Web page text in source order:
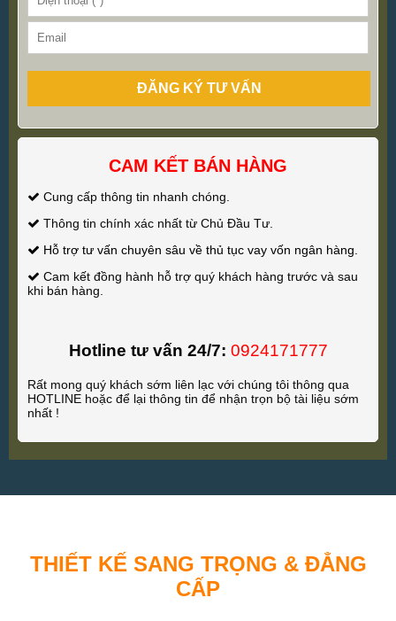
ĐĂNG KÝ TƯ VẤN
CAM KẾT BÁN HÀNG
Cung cấp thông tin nhanh chóng.
Thông tin chính xác nhất từ Chủ Đầu Tư.
Hỗ trợ tư vấn chuyên sâu về thủ tục vay vốn ngân hàng.
Cam kết đồng hành hỗ trợ quý khách hàng trước và sau
khi bán hàng.
Hotline tư vấn 24/7: 0924171777
Rất mong quý khách sớm liên lạc với chúng tôi thông qua
HOTLINE hoặc để lại thông tin để nhận trọn bộ tài liệu sớm
nhất !
THIẾT KẾ SANG TRỌNG & ĐẲNG
CẤP